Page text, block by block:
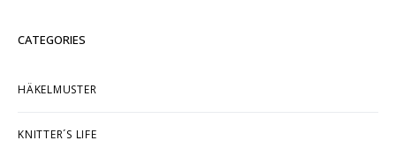
CATEGORIES
HÄKELMUSTER
KNITTER´S LIFE